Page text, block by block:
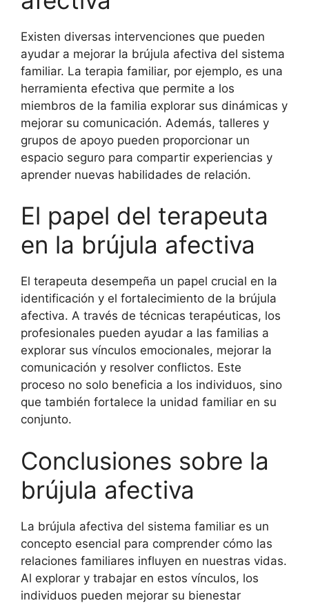
Existen diversas intervenciones que pueden
ayudar a mejorar la brújula afectiva del sistema
familiar. La terapia familiar, por ejemplo, es una
herramienta efectiva que permite a los
miembros de la familia explorar sus dinámicas y
mejorar su comunicación. Además, talleres y
grupos de apoyo pueden proporcionar un
espacio seguro para compartir experiencias y
aprender nuevas habilidades de relación.
El papel del terapeuta
en la brújula afectiva
El terapeuta desempeña un papel crucial en la
identificación y el fortalecimiento de la brújula
afectiva. A través de técnicas terapéuticas, los
profesionales pueden ayudar a las familias a
explorar sus vínculos emocionales, mejorar la
comunicación y resolver conflictos. Este
proceso no solo beneficia a los individuos, sino
que también fortalece la unidad familiar en su
conjunto.
Conclusiones sobre la
brújula afectiva
La brújula afectiva del sistema familiar es un
concepto esencial para comprender cómo las
relaciones familiares influyen en nuestras vidas.
Al explorar y trabajar en estos vínculos, los
individuos pueden mejorar su bienestar